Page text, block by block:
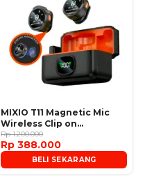
MIXIO T11 Magnetic Mic
Wireless Clip on
Microphone
Rp 1.200.000
Rp 388.000
BELI SEKARANG